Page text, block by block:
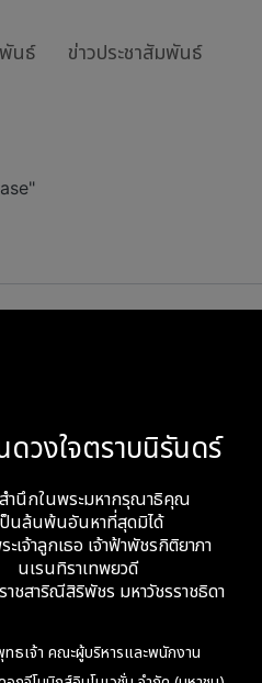
นธ์ ข่าวประชาสัมพันธ์
Subscribe
ดวงใจตราบนิรันดร์
ำนึกในพระมหากรุณาธิคุณ
ป็นล้นพ้นอันหาที่สุดมิได้
ะเจ้าลูกเธอ เจ้าฟ้าพัชรกิติยาภา
นเรนทิราเทพยวดี
าชสาริณีสิริพัชร มหาวัชรราชธิดา
ทธเจ้า คณะผู้บริหารและพนักงาน